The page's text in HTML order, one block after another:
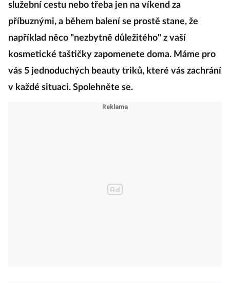
služební cestu nebo třeba jen na víkend za
příbuznými, a během balení se prostě stane, že
například něco "nezbytně důležitého" z vaší
kosmetické taštičky zapomenete doma. Máme pro
vás 5 jednoduchých beauty triků, které vás zachrání
v každé situaci. Spolehněte se.